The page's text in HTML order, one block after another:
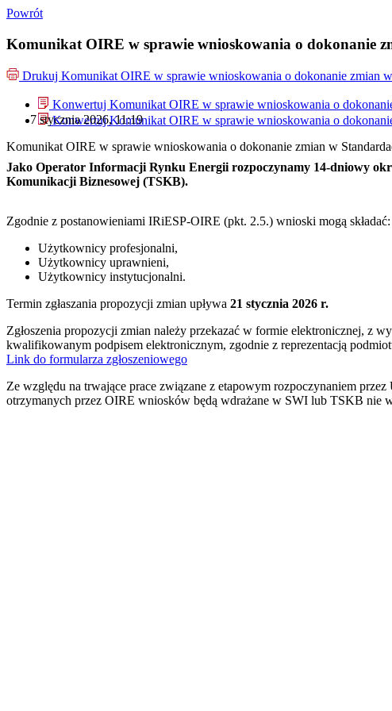
Powrót
Komunikat OIRE w sprawie wnioskowania o dokonanie
Drukuj Komunikat OIRE w sprawie wnioskowania o dokonanie zmian
Konwertuj Komunikat OIRE w sprawie wnioskowania o
Konwertuj Komunikat OIRE w sprawie wnioskowania o
7 stycznia 2026, 11:19
Komunikat OIRE w sprawie wnioskowania o dokonanie zmian w
Jako Operator Informacji Rynku Energii rozpoczynamy 14-dniowy
Komunikacji Biznesowej (TSKB).
Zgodnie z postanowieniami IRiESP-OIRE (pkt. 2.5.) wnioski mogą składać:
Użytkownicy profesjonalni,
Użytkownicy uprawnieni,
Użytkownicy instytucjonalni.
Termin zgłaszania propozycji zmian upływa 21 stycznia 2026 r.
Zgłoszenia propozycji zmian należy przekazać w formie elektronicznej, z
kwalifikowanym podpisem elektronicznym, zgodnie z reprezentacją
Link do formularza zgłoszeniowego
Ze względu na trwające prace związane z etapowym rozpoczynaniem
otrzymanych przez OIRE wniosków będą wdrażane w SWI lub TSKB nie